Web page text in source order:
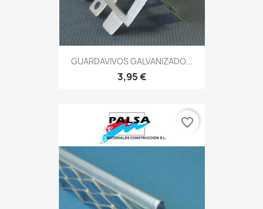
GUARDAVIVOS GALVANIZADO...
3,95 €
favorite_border